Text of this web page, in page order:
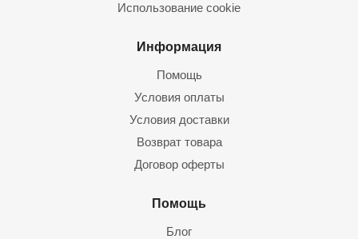
Использование cookie
Информация
Помощь
Условия оплаты
Условия доставки
Возврат товара
Договор оферты
Помощь
Блог